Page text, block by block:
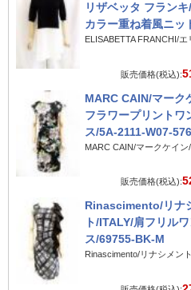
リザベッタ フラン
カラー重ね着風ニッ
販売価格(税込):
MARC CAIN/マーク
フラワープリントワ
ス/5A-2111-W07-
販売価格(税込):
Rinascimento/リナ
ト/ITALY/肩フリル
ス/69755-BK-M